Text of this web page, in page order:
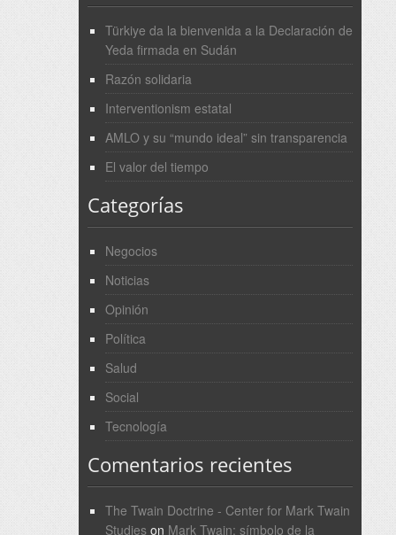
Türkiye da la bienvenida a la Declaración de
Yeda firmada en Sudán
Razón solidaria
Interventionism estatal
AMLO y su “mundo ideal” sin transparencia
El valor del tiempo
Categorías
Negocios
Noticias
Opinión
Política
Salud
Social
Tecnología
Comentarios recientes
The Twain Doctrine - Center for Mark Twain
Studieson Mark Twain: símbolo de la